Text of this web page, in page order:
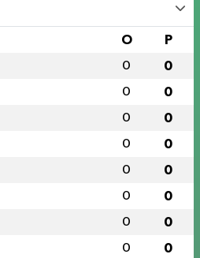
O P
0 0
0 0
0 0
0 0
0 0
0 0
0 0
0 0